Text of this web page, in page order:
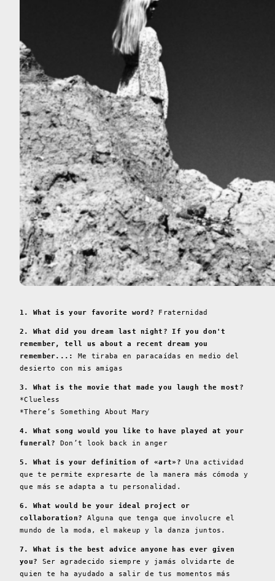
1. What is your favorite word? Fraternidad
2. What did you dream last night? If you don't
remember, tell us about a recent dream you
remember...:
Me tiraba en paracaídas en medio del
desierto con mis amigas
3. What is the movie that made you laugh the most?
*Clueless
*There’s Something About Mary
4. What song would you like to have played at your
funeral?
Don’t look back in anger
5. What is your definition of «art»? Una actividad
que te permite expresarte de la manera más cómoda y
que más se adapta a tu personalidad.
6. What would be your ideal project or
collaboration? Alguna que tenga que involucre el
mundo de la moda, el makeup y la danza juntos.
7. What is the best advice anyone has ever given
you? Ser agradecido siempre y jamás olvidarte de
quien te ha ayudado a salir de tus momentos más